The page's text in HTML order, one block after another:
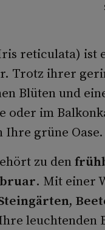
reticulata) ist
Trotz ihrer
Blüten und
oder im
Ihre grüne Oase.
zu den
. Mit einer
leuchtenden